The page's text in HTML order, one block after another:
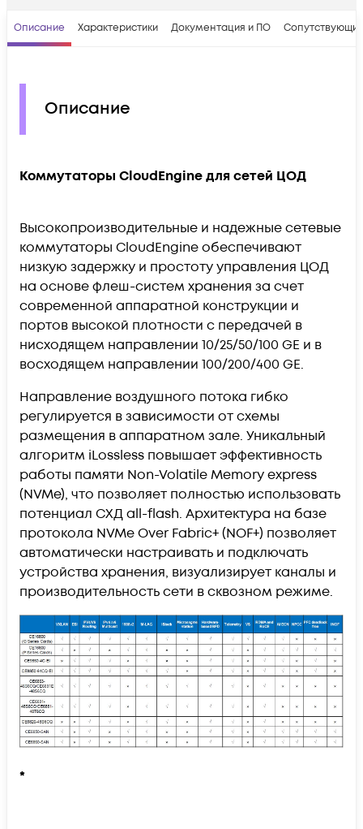
Описание Характеристики Документация и ПО
Описание
Коммутаторы CloudEngine для сетей ЦОД
Высокопроизводительные и надежные сетевые
коммутаторы CloudEngine обеспечивают
низкую задержку и простоту управления ЦОД
на основе флеш-систем хранения за счет
современной аппаратной конструкции и
портов высокой плотности с передачей в
нисходящем направлении 10/25/50/100 GE и в
восходящем направлении 100/200/400 GE.
Направление воздушного потока гибко
регулируется в зависимости от схемы
размещения в аппаратном зале. Уникальный
алгоритм iLossless повышает эффективность
работы памяти Non-Volatile Memory express
(NVMe), что позволяет полностью использовать
потенциал СХД all-flash. Архитектура на базе
протокола NVMe Over Fabric+ (NOF+) позволяет
автоматически настраивать и подключать
устройства хранения, визуализирует каналы и
производительность сети в сквозном режиме.
*